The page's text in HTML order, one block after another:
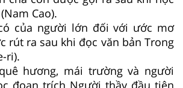
Cao).
của người lớn đối với ước mơ
rút ra sau khi đọc văn bản Trong
ri).
hương, mái trường và người
đoạn trích Người thầy đầu tiên